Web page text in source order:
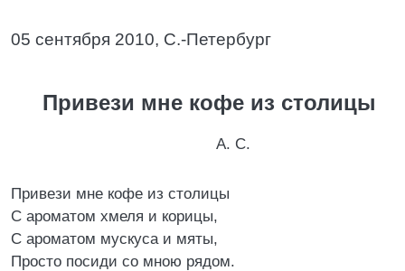
05 сентября 2010, С.-Петербург
Привези мне кофе из столицы
А. С.
Привези мне кофе из столицы
С ароматом хмеля и корицы,
С ароматом мускуса и мяты,
Просто посиди со мною рядом.